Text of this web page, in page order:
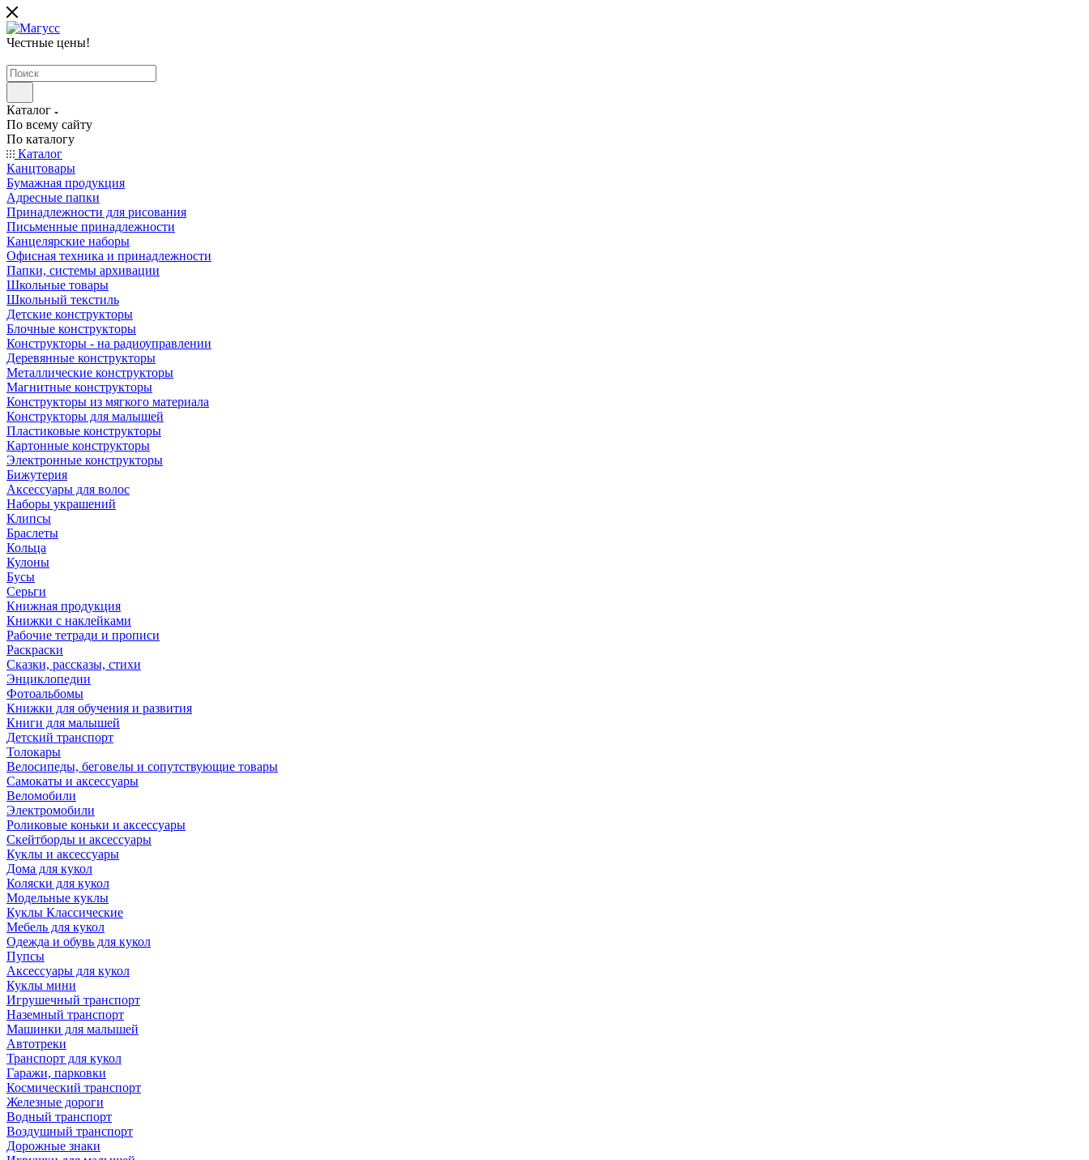
Честные цены!
Каталог
По всему сайту
По каталогу
Каталог
Канцтовары
Бумажная продукция
Адресные папки
Принадлежности для рисования
Письменные принадлежности
Канцелярские наборы
Офисная техника и принадлежности
Папки, системы архивации
Школьные товары
Школьный текстиль
Детские конструкторы
Блочные конструкторы
Конструкторы - на радиоуправлении
Деревянные конструкторы
Металлические конструкторы
Магнитные конструкторы
Конструкторы из мягкого материала
Конструкторы для малышей
Пластиковые конструкторы
Картонные конструкторы
Электронные конструкторы
Бижутерия
Аксессуары для волос
Наборы украшений
Клипсы
Браслеты
Кольца
Кулоны
Бусы
Серьги
Книжная продукция
Книжки с наклейками
Рабочие тетради и прописи
Раскраски
Сказки, рассказы, стихи
Энциклопедии
Фотоальбомы
Книжки для обучения и развития
Книги для малышей
Детский транспорт
Толокары
Велосипеды, беговелы и сопутствующие товары
Самокаты и аксессуары
Веломобили
Электромобили
Роликовые коньки и аксессуары
Скейтборды и аксессуары
Куклы и аксессуары
Дома для кукол
Коляски для кукол
Модельные куклы
Куклы Классические
Мебель для кукол
Одежда и обувь для кукол
Пупсы
Аксессуары для кукол
Куклы мини
Игрушечный транспорт
Наземный транспорт
Машинки для малышей
Автотреки
Транспорт для кукол
Гаражи, парковки
Космический транспорт
Железные дороги
Водный транспорт
Воздушный транспорт
Дорожные знаки